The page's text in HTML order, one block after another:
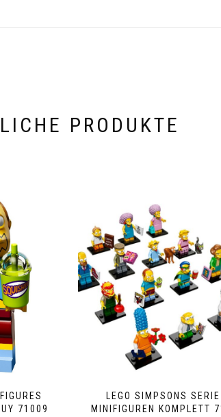
PRODUKTE
71009
LEGO SIMPSONS
MINIFIGUREN KOMPLETT